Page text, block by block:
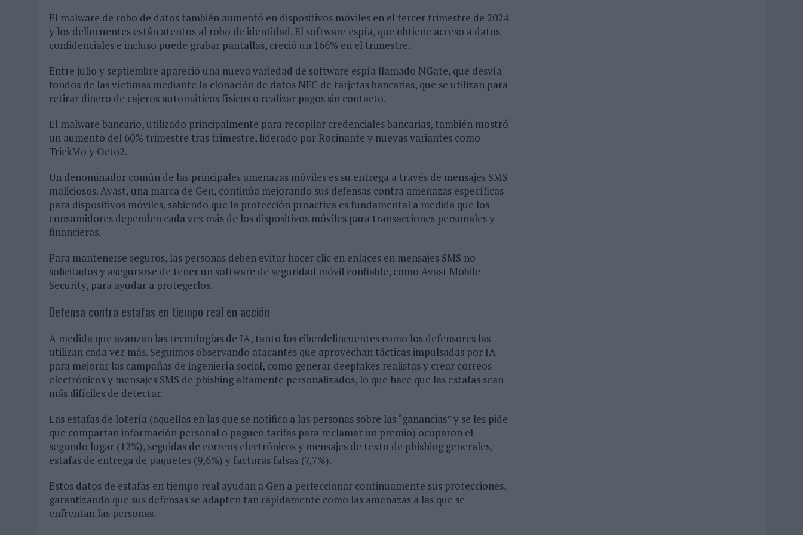
El malware de robo de datos también aumentó en dispositivos móviles en el tercer trimestre de 2024
y los delincuentes están atentos al robo de identidad. El software espía, que obtiene acceso a datos
confidenciales e incluso puede grabar pantallas, creció un 166% en el trimestre.
Entre julio y septiembre apareció una nueva variedad de software espía llamado NGate, que desvía
fondos de las víctimas mediante la clonación de datos NFC de tarjetas bancarias, que se utilizan para
retirar dinero de cajeros automáticos físicos o realizar pagos sin contacto.
El malware bancario, utilizado principalmente para recopilar credenciales bancarias, también mostró
un aumento del 60% trimestre tras trimestre, liderado por Rocinante y nuevas variantes como
TrickMo y Octo2.
Un denominador común de las principales amenazas móviles es su entrega a través de mensajes SMS
maliciosos. Avast, una marca de Gen, continúa mejorando sus defensas contra amenazas específicas
para dispositivos móviles, sabiendo que la protección proactiva es fundamental a medida que los
consumidores dependen cada vez más de los dispositivos móviles para transacciones personales y
financieras.
Para mantenerse seguros, las personas deben evitar hacer clic en enlaces en mensajes SMS no
solicitados y asegurarse de tener un software de seguridad móvil confiable, como Avast Mobile
Security, para ayudar a protegerlos.
Defensa contra estafas en tiempo real en acción
A medida que avanzan las tecnologías de IA, tanto los ciberdelincuentes como los defensores las
utilizan cada vez más. Seguimos observando atacantes que aprovechan tácticas impulsadas por IA
para mejorar las campañas de ingeniería social, como generar deepfakes realistas y crear correos
electrónicos y mensajes SMS de phishing altamente personalizados, lo que hace que las estafas sean
más difíciles de detectar.
Las estafas de lotería (aquellas en las que se notifica a las personas sobre las “ganancias” y se les pide
que compartan información personal o paguen tarifas para reclamar un premio) ocuparon el
segundo lugar (12%), seguidas de correos electrónicos y mensajes de texto de phishing generales,
estafas de entrega de paquetes (9,6%) y facturas falsas (7,7%).
Estos datos de estafas en tiempo real ayudan a Gen a perfeccionar continuamente sus protecciones,
garantizando que sus defensas se adapten tan rápidamente como las amenazas a las que se
enfrentan las personas.